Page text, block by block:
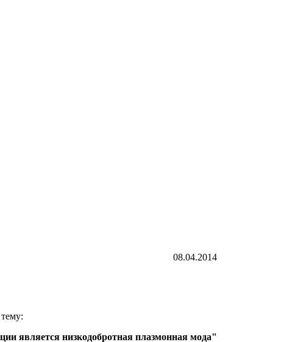
08.04.2014
является низкодобротная плазмонная мода"